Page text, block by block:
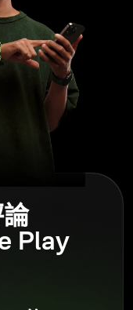
個讓交易者能夠茁
首位。該平台持續
交易旅程中獲得支
平台的用戶來說，
數的創新者之一。
習旅程各階段提供
務的口碑，數以百
Play